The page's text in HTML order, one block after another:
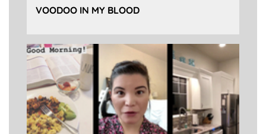
VOODOO IN MY BLOOD